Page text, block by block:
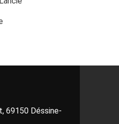
69150 Déssine-